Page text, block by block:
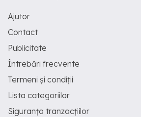
Ajutor
Contact
Publicitate
Întrebări frecvente
Termeni și condiții
Lista categoriilor
Siguranța tranzacțiilor